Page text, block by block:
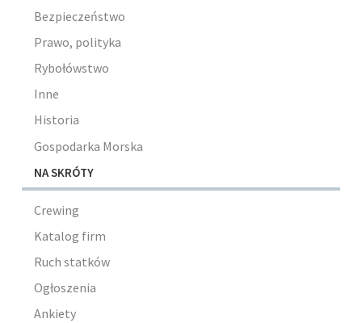
Bezpieczeństwo
Prawo, polityka
Rybołówstwo
Inne
Historia
Gospodarka Morska
NA SKRÓTY
Crewing
Katalog firm
Ruch statków
Ogłoszenia
Ankiety